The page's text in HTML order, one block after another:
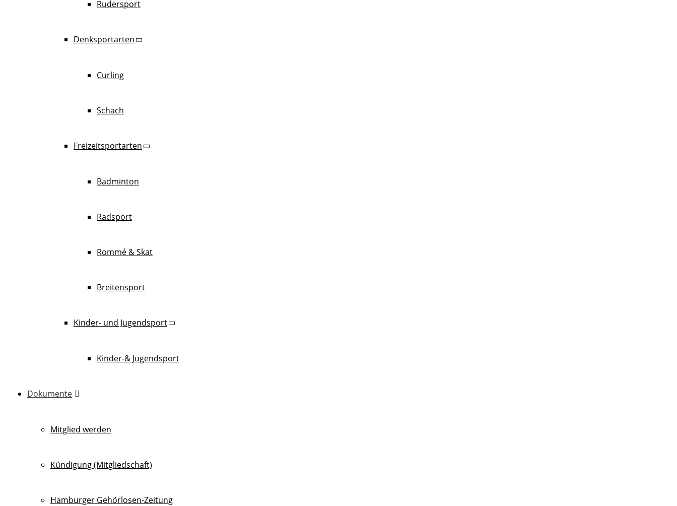
Rudersport
Denksportarten
Curling
Schach
Freizeitsportarten
Badminton
Radsport
Rommé & Skat
Breitensport
Kinder- und Jugendsport
Kinder-& Jugendsport
Dokumente
Mitglied werden
Kündigung (Mitgliedschaft)
Hamburger Gehörlosen-Zeitung